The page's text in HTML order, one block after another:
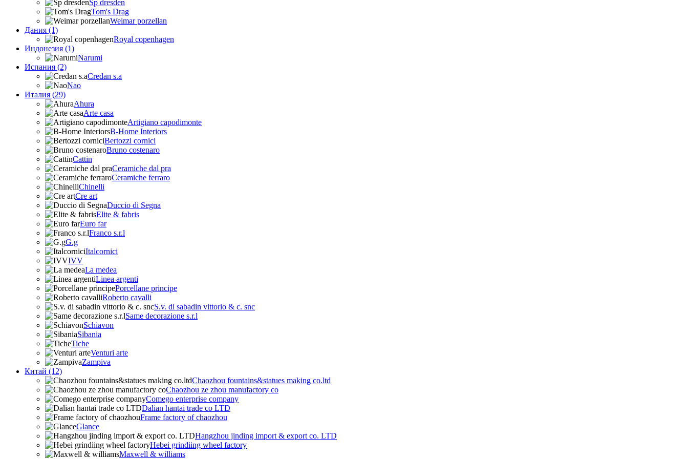
Sp dresden
Tom's Drag
Weimar porzellan
Дания (1)
Royal copenhagen
Индонезия (1)
Narumi
Испания (2)
Credan s.a
Nao
Италия (29)
Ahura
Arte casa
Artigiano capodimonte
B-Home Interiors
Bertozzi cornici
Bruno costenaro
Cattin
Ceramiche dal pra
Ceramiche ferraro
Chinelli
Cre art
Duccio di Segna
Elite & fabris
Euro far
Franco s.r.l
G.g
Italcornici
IVV
La medea
Linea argenti
Porcellane principe
Roberto cavalli
S.v. di sabadin vittorio & c. snc
Same decorazione s.r.l
Schiavon
Sibania
Tiche
Venturi arte
Zampiva
Китай (12)
Chaozhou fountains&statues making co.ltd
Chaozhou ze zhou manufactory co
Comego enterprise company
Dalian hantai trade co LTD
Frame factory of chaozhou
Glance
Hangzhou jinding import & export co. LTD
Hebei grindiing wheel factory
Maxwell & williams